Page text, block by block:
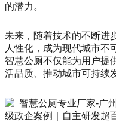
的潜力。
未来，随着技术的不断进
人性化，成为现代城市不
智慧公厕不仅能为用户提
活品质、推动城市可持续